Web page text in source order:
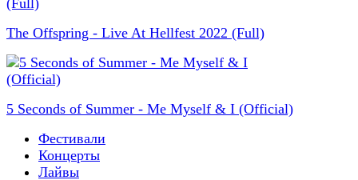
The Offspring - Live At Hellfest 2022 (Full)
5 Seconds of Summer - Me Myself & I (Official)
Фестивали
Концерты
Лайвы